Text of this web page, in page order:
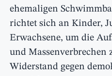
ehemaligen
richtet sich an Kinder,
Erwachsene, um die
und Massenverbrechen
Widerstand gegen